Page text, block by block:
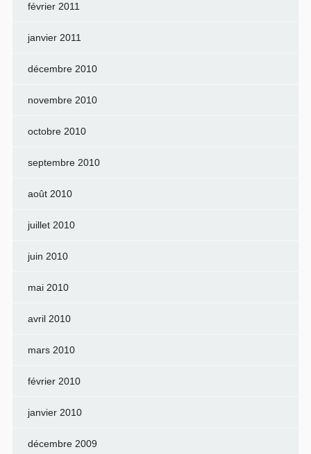
février 2011
janvier 2011
décembre 2010
novembre 2010
octobre 2010
septembre 2010
août 2010
juillet 2010
juin 2010
mai 2010
avril 2010
mars 2010
février 2010
janvier 2010
décembre 2009